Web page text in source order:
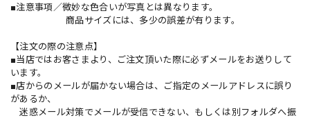
■注意事項／微妙な色合いが写真とは異なります。
商品サイズには、多少の誤差が有ります。
【注文の際の注意点】
■当店ではお客さまより、ご注文頂いた際に必ずメールをお送りして
います。
■店からのメールが届かない場合は、ご指定のメールアドレスに誤り
があるか、
迷惑メール対策でメールが受信できない、もしくは別フォルダへ振